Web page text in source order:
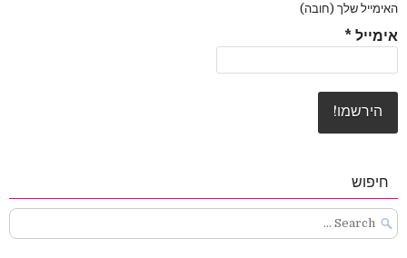
האימייל שלך (חובה)
אימייל *
חיפוש
Search
for: